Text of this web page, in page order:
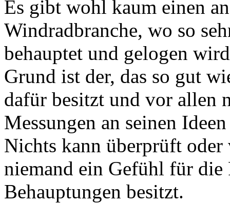
Es gibt wohl kaum einen
Windradbranche, wo so
behauptet und gelogen
Grund ist der, das so gut
dafür besitzt und vor allen
Messungen an seinen
Nichts kann überprüft
niemand ein Gefühl für
Behauptungen besitzt.